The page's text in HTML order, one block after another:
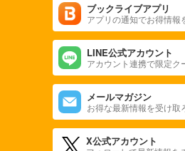
ブックライブアプリ
アプリの通知でお得情報
LINE公式アカウント
アカウント連携で限定ク
メールマガジン
お得な最新情報を受け取
X公式アカウント